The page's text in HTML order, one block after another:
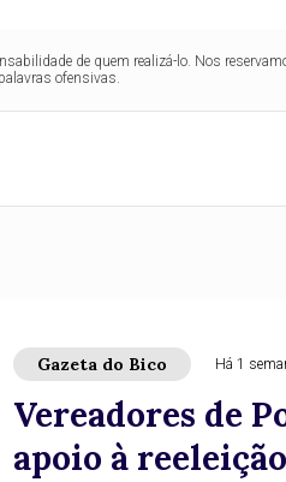
de quem realizá-lo. Nos
ofensivas.
Gazeta do Bico Há 1
Vereadores de
apoio à